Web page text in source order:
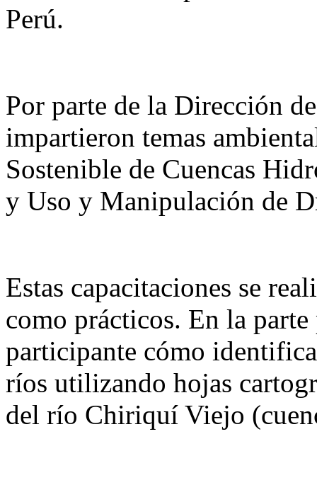
Perú.
Por parte de la Dirección
impartieron temas
Sostenible de Cuencas
y Uso y Manipulación de
Estas capacitaciones se
como prácticos. En la
participante cómo
ríos utilizando hojas
del río Chiriquí Viejo